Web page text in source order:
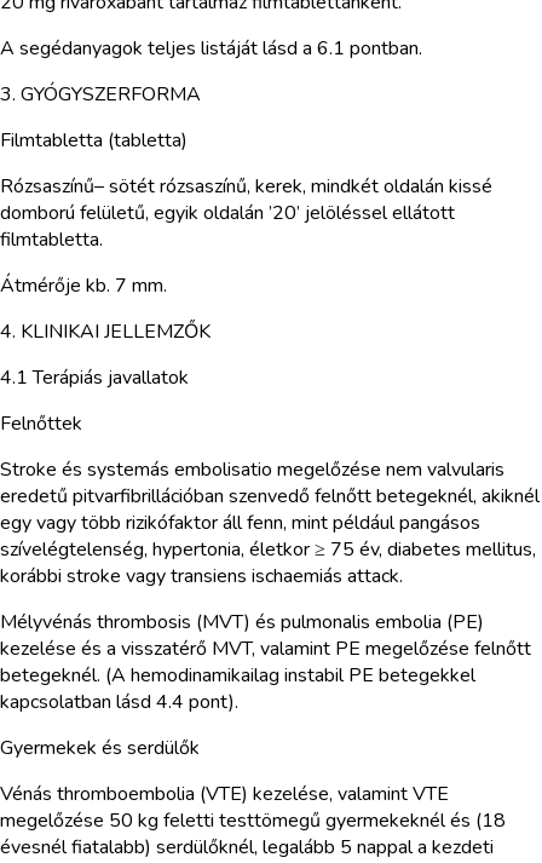
A segédanyagok teljes listáját lásd a 6.1 pontban.
3. GYÓGYSZERFORMA
Filmtabletta (tabletta)
Rózsaszínű– sötét rózsaszínű, kerek, mindkét oldalán kissé
domború felületű, egyik oldalán ’20’ jelöléssel ellátott
filmtabletta.
Átmérője kb. 7 mm.
4. KLINIKAI JELLEMZŐK
4.1 Terápiás javallatok
Felnőttek
Stroke és systemás embolisatio megelőzése nem valvularis
eredetű pitvarfibrillációban szenvedő felnőtt betegeknél, akiknél
egy vagy több rizikófaktor áll fenn, mint például pangásos
szívelégtelenség, hypertonia, életkor ≥ 75 év, diabetes mellitus,
korábbi stroke vagy transiens ischaemiás attack.
Mélyvénás thrombosis (MVT) és pulmonalis embolia (PE)
kezelése és a visszatérő MVT, valamint PE megelőzése felnőtt
betegeknél. (A hemodinamikailag instabil PE betegekkel
kapcsolatban lásd 4.4 pont).
Gyermekek és serdülők
Vénás thromboembolia (VTE) kezelése, valamint VTE
megelőzése 50 kg feletti testtömegű gyermekeknél és (18
évesnél fiatalabb) serdülőknél, legalább 5 nappal a kezdeti